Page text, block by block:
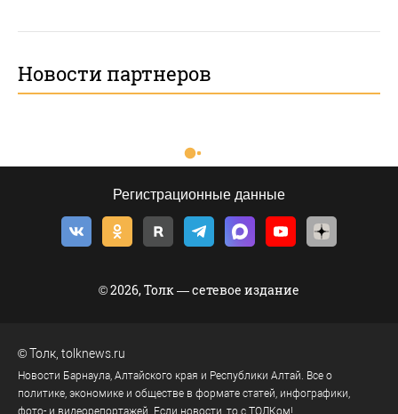
Новости партнеров
Регистрационные данные
© 2026, Толк — сетевое издание
©Толк tolknews.ru
Новости Барнаула, Алтайского края и Республики Алтай. Все о
политике, экономике и обществе в формате статей, инфографики,
фото- и видеорепортажей. Если новости, то с ТОЛКом!